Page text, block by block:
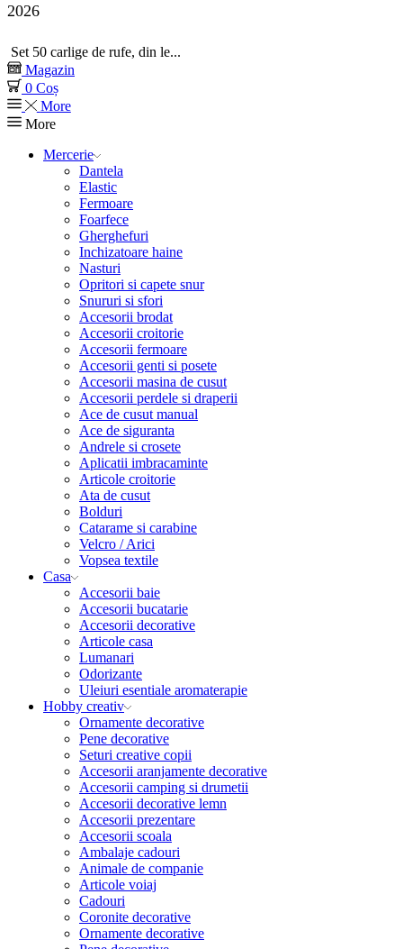
2026
Set 50 carlige de rufe, din le...
Magazin
0 Coș
More
More
Mercerie
Dantela
Elastic
Fermoare
Foarfece
Gherghefuri
Inchizatoare haine
Nasturi
Opritori si capete snur
Snururi si sfori
Accesorii brodat
Accesorii croitorie
Accesorii fermoare
Accesorii genti si posete
Accesorii masina de cusut
Accesorii perdele si draperii
Ace de cusut manual
Ace de siguranta
Andrele si crosete
Aplicatii imbracaminte
Articole croitorie
Ata de cusut
Bolduri
Catarame si carabine
Velcro / Arici
Vopsea textile
Casa
Accesorii baie
Accesorii bucatarie
Accesorii decorative
Articole casa
Lumanari
Odorizante
Uleiuri esentiale aromaterapie
Hobby creativ
Ornamente decorative
Pene decorative
Seturi creative copii
Accesorii aranjamente decorative
Accesorii camping si drumetii
Accesorii decorative lemn
Accesorii prezentare
Accesorii scoala
Ambalaje cadouri
Animale de companie
Articole voiaj
Cadouri
Coronite decorative
Ornamente decorative